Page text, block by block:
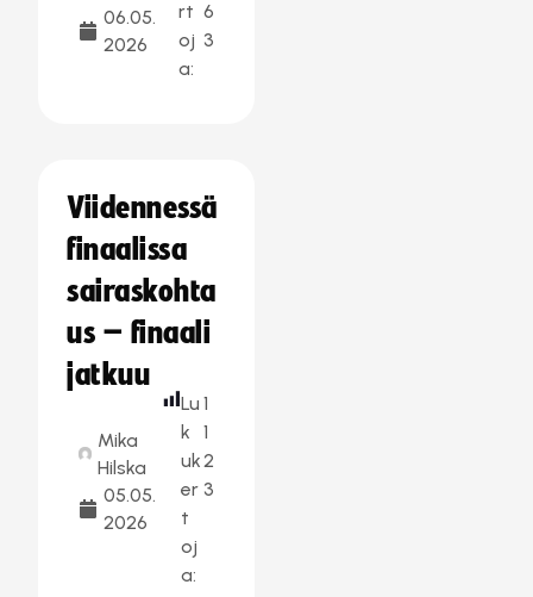
06.05.
2026
rt
oj
a:
6
3
Viidennessä
finaalissa
sairaskohta
us – finaali
jatkuu
Mika
Hilska
05.05.
2026
Lu
k
uk
er
t
oj
a:
1
1
2
3